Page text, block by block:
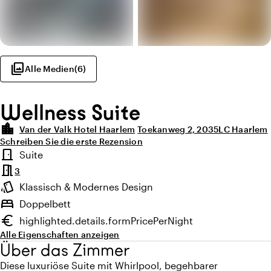
photo_libraryAlle Medien(6)
Wellness Suite
location_city Van der Valk Hotel Haarlem Toekanweg 2, 2035LC Haarlem
Schreiben Sie die erste Rezension
Highlights
door_front
Zimmertyp
Suite
meeting_room3
style
Ambiente
Klassisch & Modernes Design
bed Doppelbett
euro
Mindestpreis
highlighted.details.formPricePerNight
Alle Eigenschaften anzeigen
Über das Zimmer
Diese luxuriöse Suite mit Whirlpool, begehbarer